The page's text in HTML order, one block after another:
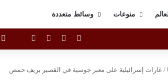
منوعات وسائط متعددة
فيسبوك يوتيوبانستقرام
/ غارات إسرائيلية على معبر جوسية في القصير بريف حمص